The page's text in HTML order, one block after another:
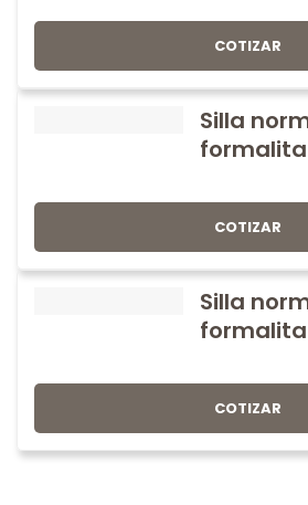
COTIZAR
Silla
COTIZAR
Silla
COTIZAR